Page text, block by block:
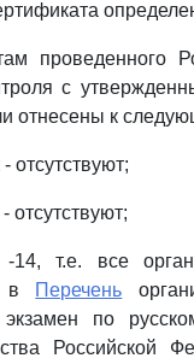
проведенного
с
отнесены к
отсутствуют;
отсутствуют;
14, т.е. все
в Перечень
по
Российской